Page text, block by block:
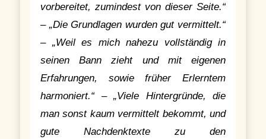
vorbereitet, zumindest von dieser Seite.“
– „Die Grundlagen wurden gut vermittelt.“
– „Weil es mich nahezu vollständig in
seinen Bann zieht und mit eigenen
Erfahrungen, sowie früher Erlerntem
harmoniert.“ – „Viele Hintergründe, die
man sonst kaum vermittelt bekommt, und
gute Nachdenktexte zu den